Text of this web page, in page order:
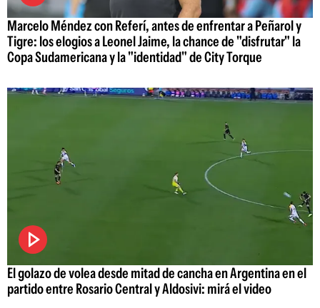
Marcelo Méndez con Referí, antes de enfrentar a Peñarol y
Tigre: los elogios a Leonel Jaime, la chance de "disfrutar" la
Copa Sudamericana y la "identidad" de City Torque
El golazo de volea desde mitad de cancha en Argentina en el
partido entre Rosario Central y Aldosivi: mirá el video